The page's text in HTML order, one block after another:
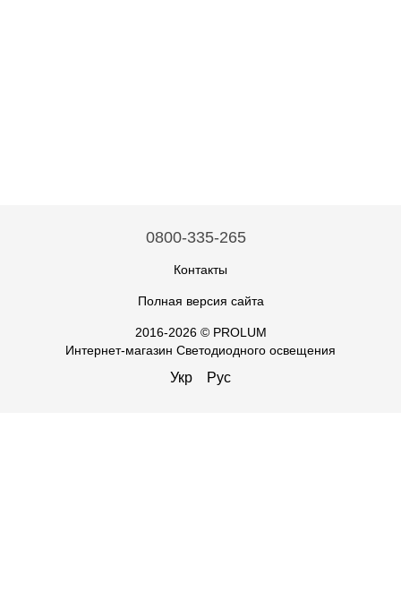
0800-335-265
Контакты
Полная версия сайта
2016-2026 © PROLUM
Интернет-магазин Светодиодного освещения
Укр Рус